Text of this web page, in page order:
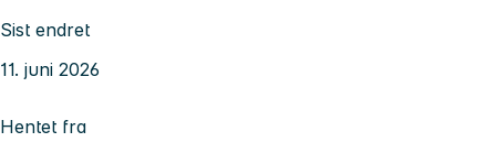
Sist endret
11. juni 2026
Hentet fra